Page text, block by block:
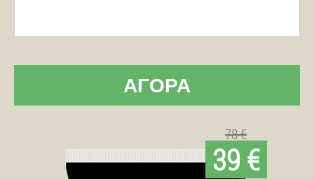
ΑΓΟΡΆ
78 €
39 €